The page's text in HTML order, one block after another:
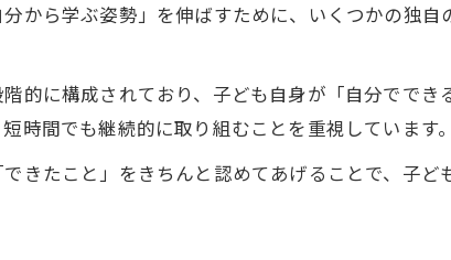
自分から学習する小学生
小学生が自発学習を継続
公文式で広がる小学生の学びの
小学生が自分から学習し
から学ぶ姿勢」を伸ばすために、いくつかの独
的に構成されており、子ども自身が「自分でで
時間でも継続的に取り組むことを重視しています。
きたこと」をきちんと認めてあげることで、子